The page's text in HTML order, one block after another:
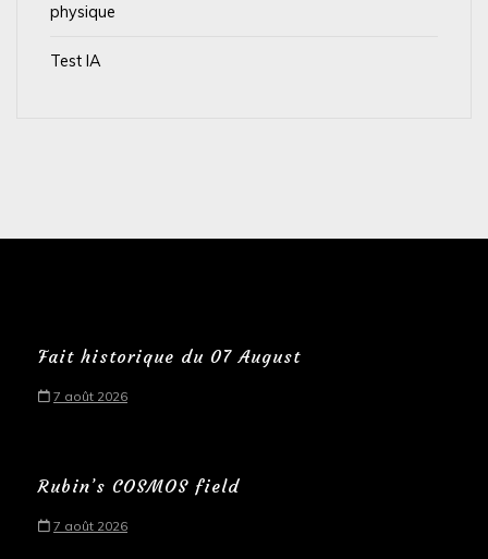
physique
Test IA
Fait historique du 07 August
7 août 2026
Rubin’s COSMOS field
7 août 2026